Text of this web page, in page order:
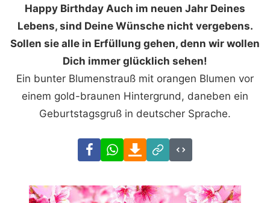
Happy Birthday Auch im neuen Jahr Deines
Lebens, sind Deine Wünsche nicht vergebens.
Sollen sie alle in Erfüllung gehen, denn wir wollen
Dich immer glücklich sehen!
Ein bunter Blumenstrauß mit orangen Blumen vor
einem gold-braunen Hintergrund, daneben ein
Geburtstagsgruß in deutscher Sprache.
FacebookWhatsAppDownload
Link
Code